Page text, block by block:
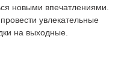
новыми впечатлениями.
увлекательные
на выходные.